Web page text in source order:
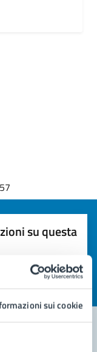
sui cookie
su questa
stelle)la chiarezza delle